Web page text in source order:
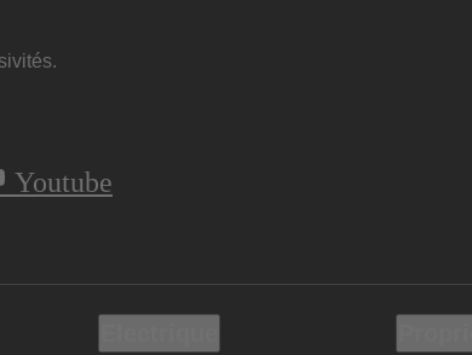
Youtube